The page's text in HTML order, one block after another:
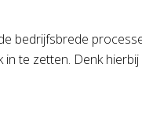
bedrijfsbrede
te zetten. Denk